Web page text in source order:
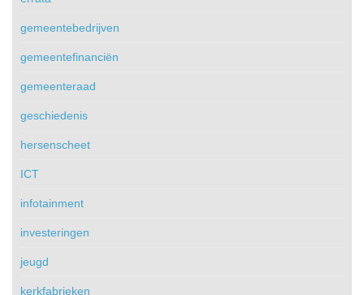
gemeentebedrijven
gemeentefinanciën
gemeenteraad
geschiedenis
hersenscheet
ICT
infotainment
investeringen
jeugd
kerkfabrieken